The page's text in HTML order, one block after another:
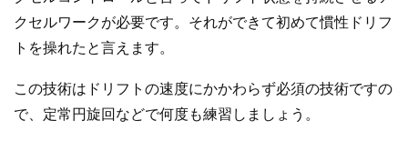
クセルワークが必要です。それができて初めて慣性ドリフ
トを操れたと言えます。
この技術はドリフトの速度にかかわらず必須の技術ですの
で、定常円旋回などで何度も練習しましょう。